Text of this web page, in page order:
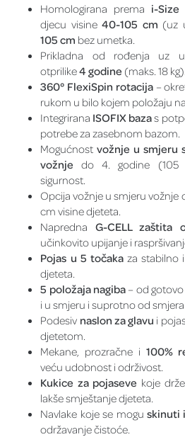
Homologirana prema i-Size
djecu visine40-105 cm (uz
105 cm bez umetka.
Prikladna od rođenja uz
otprilike4 godine (maks. 18 kg).
360° FlexiSpin rotacija–
rukom u bilo kojem položaju
Integrirana ISOFIX bazas
potrebe za zasebnom bazom.
Mogućnostvožnje u smjeru
vožnje do 4. godine (105
sigurnost.
Opcija vožnje u smjeru vožnje
cm visine djeteta.
Napredna G-CELL zaštita
učinkovito upijanje i
Pojas u 5 točakaza stabilno i
djeteta.
5 položaja nagiba– od gotovo
i u smjeru i suprotno od smjera
Podesiv naslon za glavu i
djetetom.
Mekane, prozračne i 100%
veću udobnost i održivost.
Kukice za pojaseve koje
lakše smještanje djeteta.
Navlake koje se mogu skinuti
održavanje čistoće.